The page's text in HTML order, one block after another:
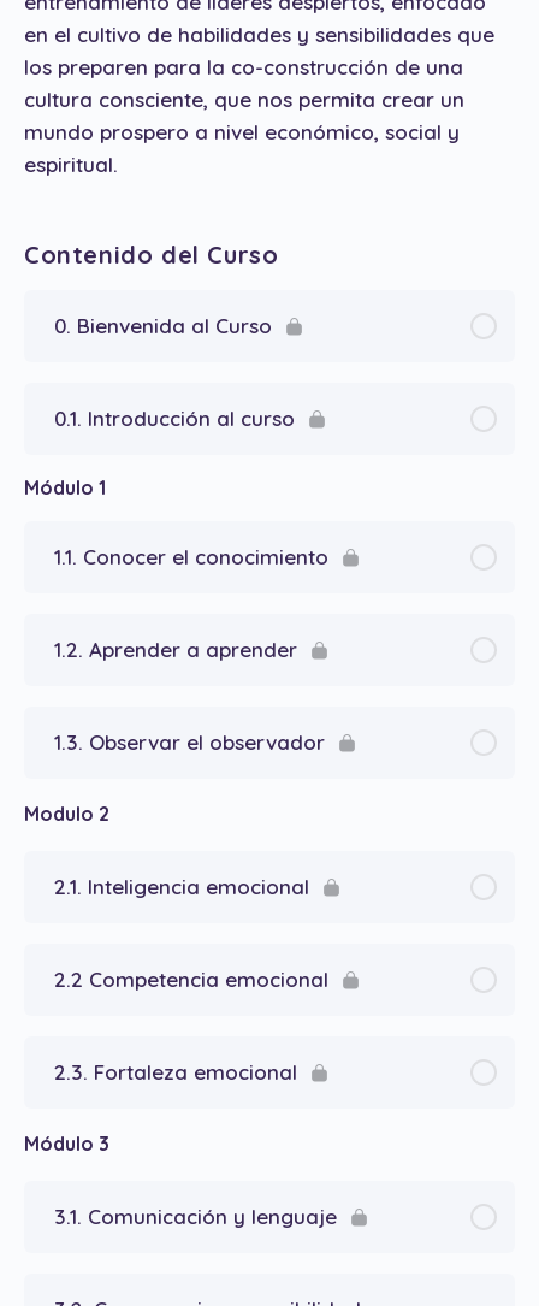
en el cultivo de habilidades y sensibilidades que
los preparen para la co-construcción de una
cultura consciente, que nos permita crear un
mundo prospero a nivel económico, social y
espiritual.
Contenido del Curso
0. Bienvenida al Curso
0.1. Introducción al curso
Módulo 1
1.1. Conocer el conocimiento
1.2. Aprender a aprender
1.3. Observar el observador
Modulo 2
2.1. Inteligencia emocional
2.2 Competencia emocional
2.3. Fortaleza emocional
Módulo 3
3.1. Comunicación y lenguaje